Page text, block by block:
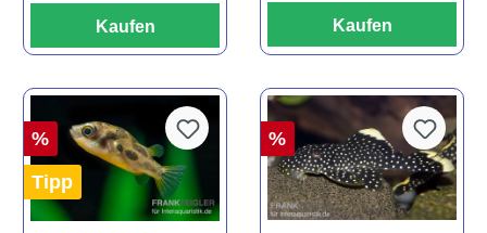
Kaufen Kaufen
%
Tipp
%